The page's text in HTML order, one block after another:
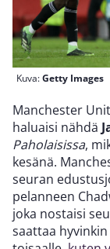
Kuva:Getty Images
Manchester
haluaisi nähdä
Paholaisissa,
kesänä.
seuran
pelanneen
joka nostaisi
saattaa